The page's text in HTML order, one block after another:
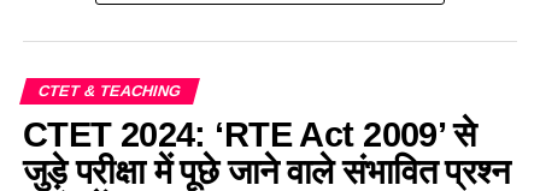
पर्यावरण के अंतर्गत घर और आवाज से जुड़े महत्वपूर्ण
CTET & TEACHING
CTET 2024: ‘RTE Act 2009’ से
जुड़े परीक्षा में पूछे जाने वाले संभावित प्रश्न